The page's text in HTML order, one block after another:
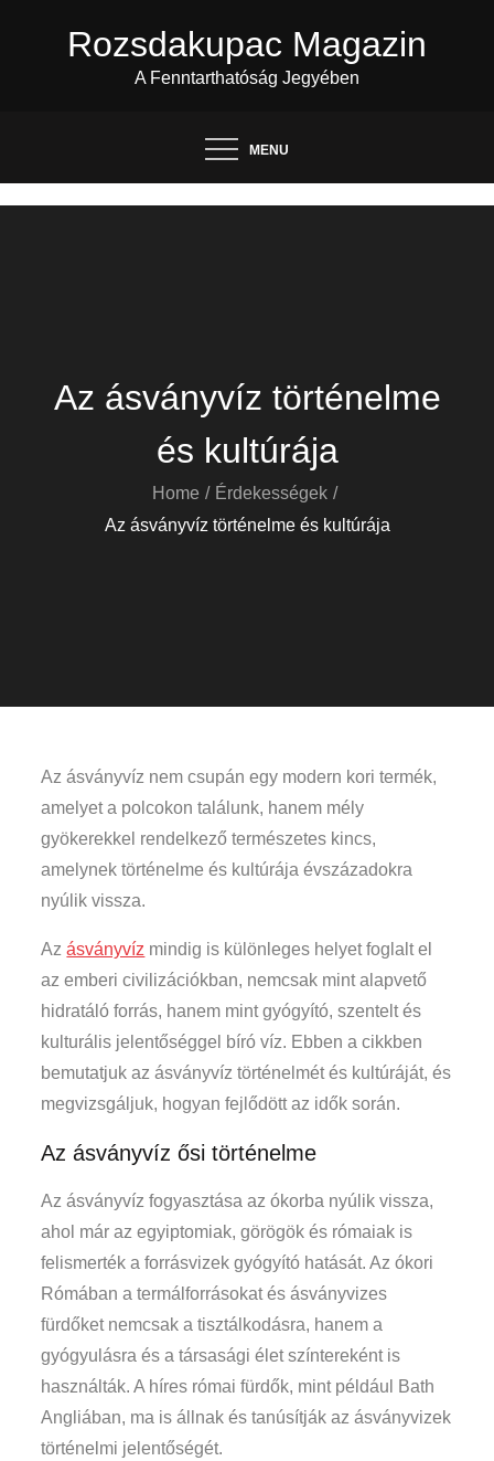
Rozsdakupac Magazin
A Fenntarthatóság Jegyében
MENU
Az ásványvíz történelme
és kultúrája
Home
Érdekességek
Az ásványvíz történelme és kultúrája
Az ásványvíz nem csupán egy modern kori termék,
amelyet a polcokon találunk, hanem mély
gyökerekkel rendelkező természetes kincs,
amelynek történelme és kultúrája évszázadokra
nyúlik vissza.
Azásványvíz mindig is különleges helyet foglalt el
az emberi civilizációkban, nemcsak mint alapvető
hidratáló forrás, hanem mint gyógyító, szentelt és
kulturális jelentőséggel bíró víz. Ebben a cikkben
bemutatjuk az ásványvíz történelmét és kultúráját, és
megvizsgáljuk, hogyan fejlődött az idők során.
Az ásványvíz ősi történelme
Az ásványvíz fogyasztása az ókorba nyúlik vissza,
ahol már az egyiptomiak, görögök és rómaiak is
felismerték a forrásvizek gyógyító hatását. Az ókori
Rómában a termálforrásokat és ásványvizes
fürdőket nemcsak a tisztálkodásra, hanem a
gyógyulásra és a társasági élet színtereként is
használták. A híres római fürdők, mint például Bath
Angliában, ma is állnak és tanúsítják az ásványvizek
történelmi jelentőségét.